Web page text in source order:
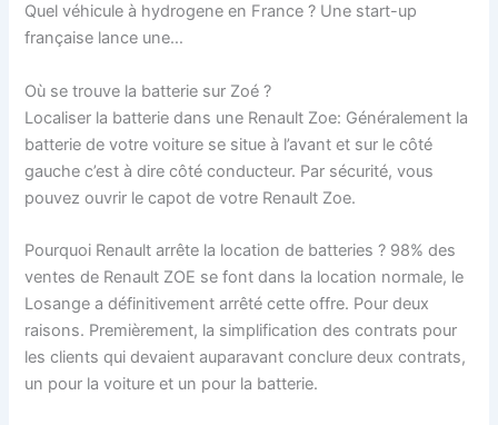
Quel véhicule à hydrogene en France ? Une start-up
française lance une…
Où se trouve la batterie sur Zoé ?
Localiser la batterie dans une Renault Zoe: Généralement la
batterie de votre voiture se situe à l’avant et sur le côté
gauche c’est à dire côté conducteur. Par sécurité, vous
pouvez ouvrir le capot de votre Renault Zoe.
Pourquoi Renault arrête la location de batteries ? 98% des
ventes de Renault ZOE se font dans la location normale, le
Losange a définitivement arrêté cette offre. Pour deux
raisons. Premièrement, la simplification des contrats pour
les clients qui devaient auparavant conclure deux contrats,
un pour la voiture et un pour la batterie.